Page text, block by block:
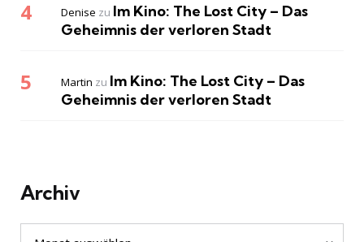
Denise zu Im Kino: The Lost City – Das
Geheimnis der verloren Stadt
Martin zu Im Kino: The Lost City – Das
Geheimnis der verloren Stadt
Archiv
Archiv